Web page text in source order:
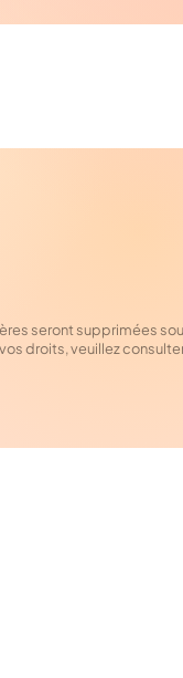
seront supprimées
droits, veuillez